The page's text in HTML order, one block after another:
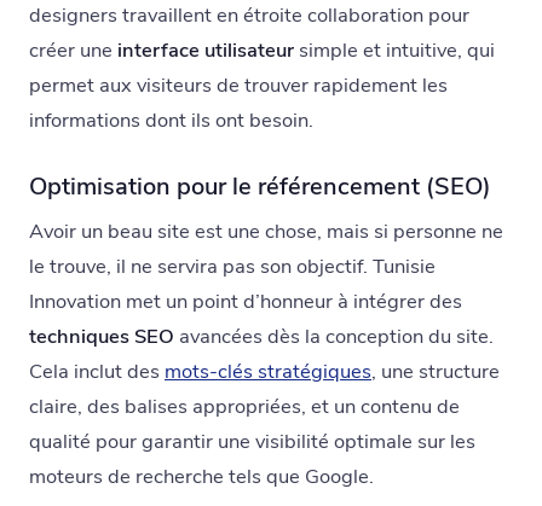
designers travaillent en étroite collaboration pour
créer une interface utilisateur simple et intuitive, qui
permet aux visiteurs de trouver rapidement les
informations dont ils ont besoin.
Optimisation pour le référencement (SEO)
Avoir un beau site est une chose, mais si personne ne
le trouve, il ne servira pas son objectif. Tunisie
Innovation met un point d’honneur à intégrer des
techniques SEO avancées dès la conception du site.
Cela inclut des mots-clés stratégiques, une structure
claire, des balises appropriées, et un contenu de
qualité pour garantir une visibilité optimale sur les
moteurs de recherche tels que Google.